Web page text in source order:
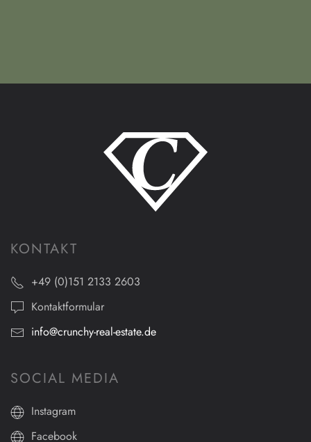
KONTAKT
+49 (0)151 2133 2603
Kontaktformular
info@crunchy-real-estate.de
SOCIAL MEDIA
Instagram
Facebook